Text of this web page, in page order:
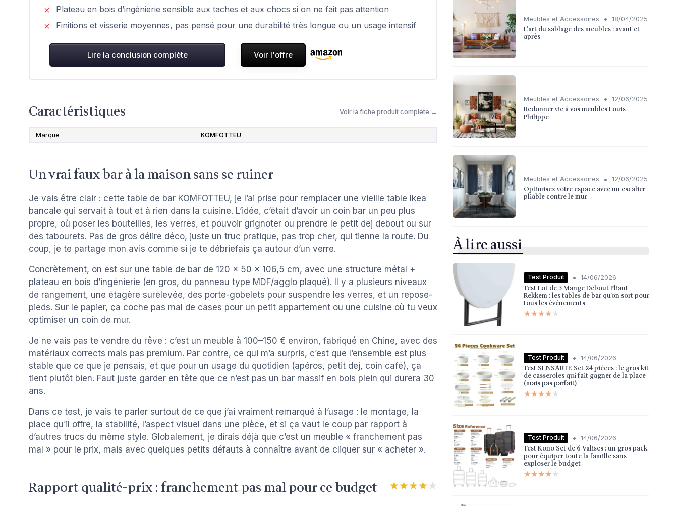
Plateau en bois d’ingénierie sensible aux taches et aux chocs si on ne fait pas attention
Finitions et visserie moyennes, pas pensé pour une durabilité très longue ou un usage intensif
Lire la conclusion complète Voir l'offre
Caractéristiques Voir la fiche produit complète →
Marque KOMFOTTEU
Un vrai faux bar à la maison sans se ruiner
Je vais être clair : cette table de bar KOMFOTTEU, je l’ai prise pour remplacer une vieille table Ikea
bancale qui servait à tout et à rien dans la cuisine. L’idée, c’était d’avoir un coin bar un peu plus
propre, où poser les bouteilles, les verres, et pouvoir grignoter ou prendre le petit dej debout ou sur
des tabourets. Pas de gros délire déco, juste un truc pratique, pas trop cher, qui tienne la route. Du
coup, je te partage mon avis comme si je te débriefais ça autour d’un verre.
Concrètement, on est sur une table de bar de 120 x 50 x 106,5 cm, avec une structure métal +
plateau en bois d’ingénierie (en gros, du panneau type MDF/agglo plaqué). Il y a plusieurs niveaux
de rangement, une étagère surélevée, des porte-gobelets pour suspendre les verres, et un repose-
pieds. Sur le papier, ça coche pas mal de cases pour un petit appartement ou une cuisine où tu veux
optimiser un coin de mur.
Je ne vais pas te vendre du rêve : c’est un meuble à 100–150 € environ, fabriqué en Chine, avec des
matériaux corrects mais pas premium. Par contre, ce qui m’a surpris, c’est que l’ensemble est plus
stable que ce que je pensais, et que pour un usage du quotidien (apéros, petit dej, coin café), ça
tient plutôt bien. Faut juste garder en tête que ce n’est pas un bar massif en bois plein qui durera 30
ans.
Dans ce test, je vais te parler surtout de ce que j’ai vraiment remarqué à l’usage : le montage, la
place qu’il offre, la stabilité, l’aspect visuel dans une pièce, et si ça vaut le coup par rapport à
d’autres trucs du même style. Globalement, je dirais déjà que c’est un meuble « franchement pas
mal » pour le prix, mais avec quelques petits défauts à connaître avant de cliquer sur « acheter ».
Rapport qualité-prix : franchement pas mal pour ce budget ★★★★★
★★★★★
Meubles et Accessoires • 18/04/2025
L'art du sablage des meubles : avant et
après
Meubles et Accessoires • 12/06/2025
Redonner vie à vos meubles Louis-
Philippe
Meubles et Accessoires • 12/06/2025
Optimisez votre espace avec un escalier
pliable contre le mur
À lire aussi
Test Produit • 14/06/2026
Test Lot de 5 Mange Debout Pliant
Rekkem : les tables de bar qu’on sort pour
tous les événements
★★★★★
★★★★★
Test Produit • 14/06/2026
Test SENSARTE Set 24 pièces : le gros kit
de casseroles qui fait gagner de la place
(mais pas parfait)
★★★★★
★★★★★
Test Produit • 14/06/2026
Test Kono Set de 6 Valises : un gros pack
pour équiper toute la famille sans
exploser le budget
★★★★★
★★★★★